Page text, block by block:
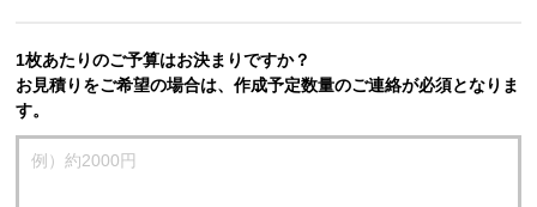
1枚あたりのご予算はお決まりですか？
お見積りをご希望の場合は、作成予定数量のご連絡が必須となりま
す。